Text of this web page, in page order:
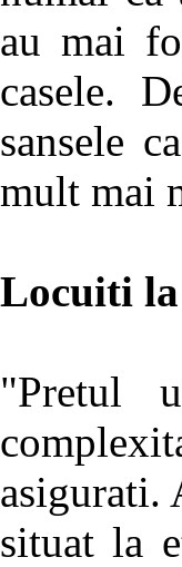
au mai
casele.
sansele
mult mai
Locuiti
"Pretul
asigurati.
situat la